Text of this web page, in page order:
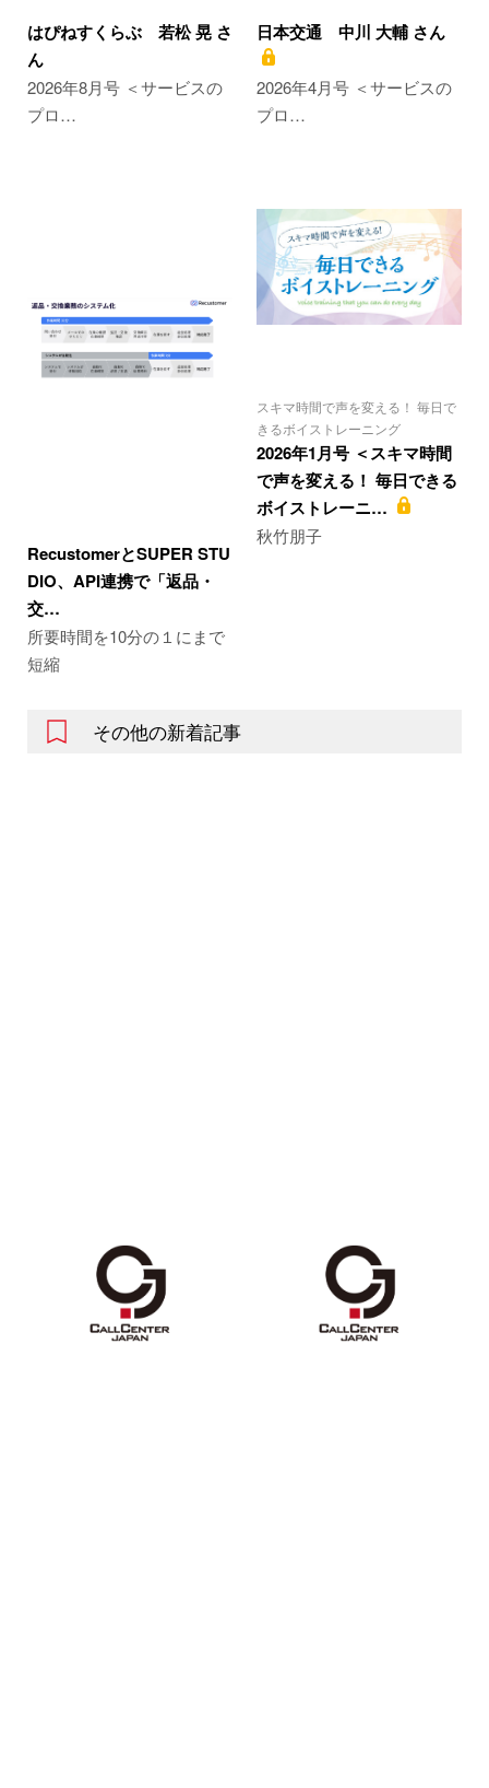
はぴねすくらぶ 若松 晃 さ
ん
2026年8月号 ＜サービスの
プロ…
日本交通 中川 大輔 さん
2026年4月号 ＜サービスの
プロ…
RecustomerとSUPER STU
DIO、API連携で「返品・
交…
所要時間を10分の１にまで
短縮
スキマ時間で声を変える！ 毎日で
きるボイストレーニング
2026年1月号 ＜スキマ時間
で声を変える！ 毎日できる
ボイストレーニ…
秋竹朋子
その他の新着記事